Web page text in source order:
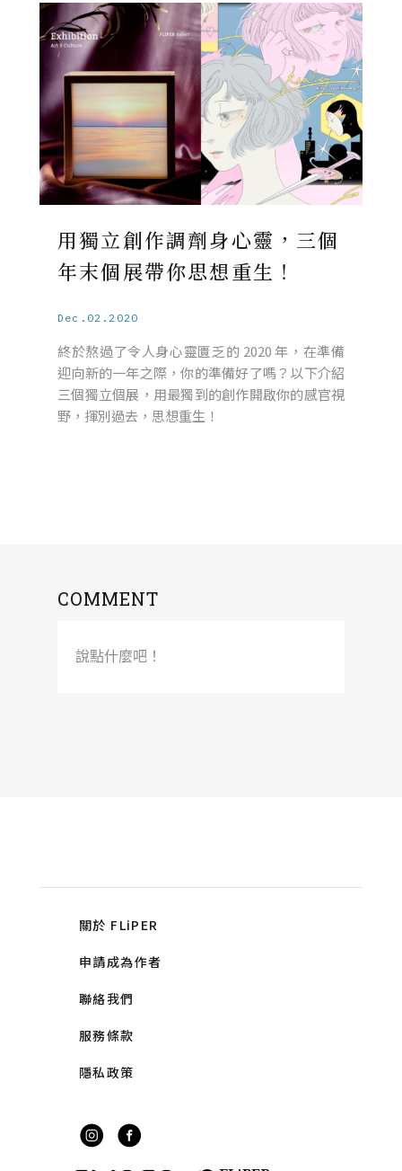
用獨立創作調劑身心靈，三個
年末個展帶你思想重生！
Dec.02.2020
終於熬過了令人身心靈匱乏的 2020 年，在準備
迎向新的一年之際，你的準備好了嗎？以下介紹
三個獨立個展，用最獨到的創作開啟你的感官視
野，揮別過去，思想重生！
COMMENT
說點什麼吧！
關於 FLiPER
申請成為作者
聯絡我們
服務條款
隱私政策